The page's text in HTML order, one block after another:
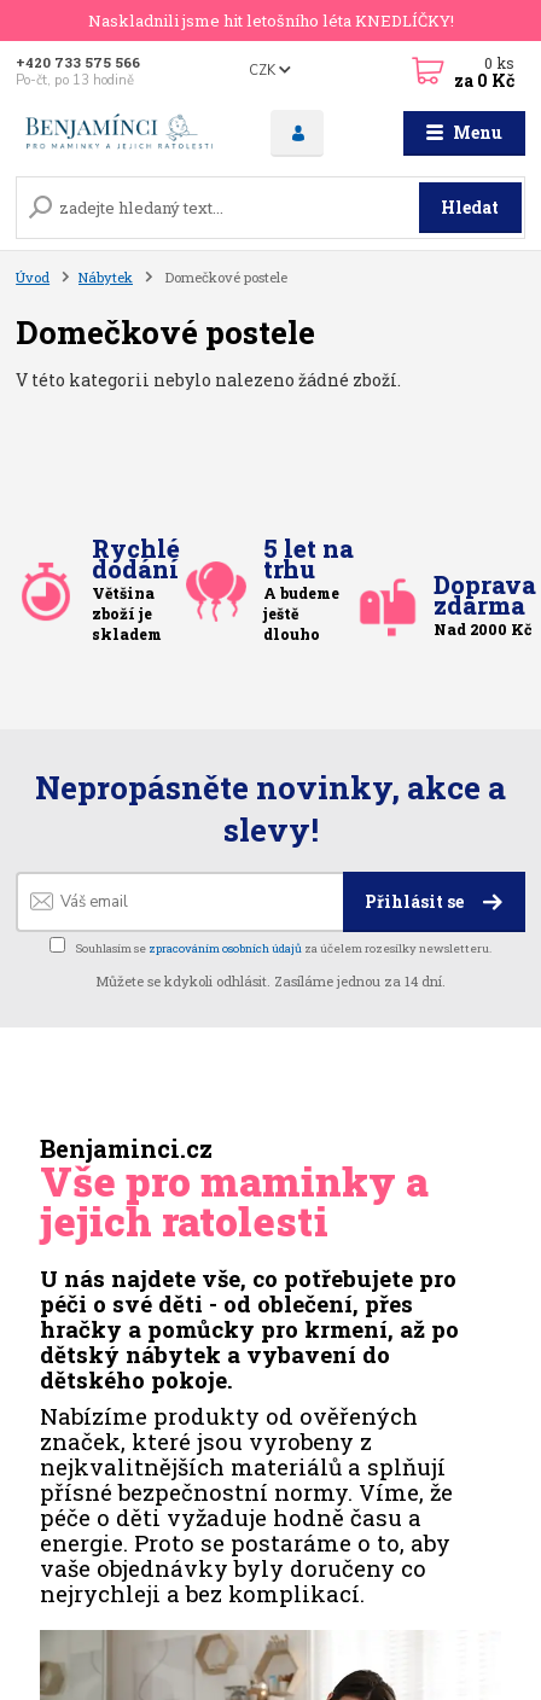
Naskladnili jsme hit letošního léta KNEDLÍČKY!
Menu
CZK
Hledat
+420 733 575 566
Po-čt, po 13 hodině
0ks
za 0 Kč
Úvod Nábytek Domečkové postele
Domečkové postele
V této kategorii nebylo nalezeno žádné zboží.
Rychlé
dodání
Většina
zboží je
skladem
5 let na
trhu
A budeme
ještě
dlouho
Doprava
zdarma
Nad 2000 Kč
Nepropásněte novinky, akce a
slevy!
Přihlásit se
Souhlasím se zpracováním osobních údajů za účelem rozesílky newsletteru.
Můžete se kdykoli odhlásit. Zasíláme jednou za 14 dní.
Benjaminci.cz
Vše pro maminky a
jejich ratolesti
U nás najdete vše, co potřebujete pro
péči o své děti - od oblečení, přes
hračky a pomůcky pro krmení, až po
dětský nábytek a vybavení do
dětského pokoje.
Nabízíme produkty od ověřených
značek, které jsou vyrobeny z
nejkvalitnějších materiálů a splňují
přísné bezpečnostní normy. Víme, že
péče o děti vyžaduje hodně času a
energie. Proto se postaráme o to, aby
vaše objednávky byly doručeny co
nejrychleji a bez komplikací.